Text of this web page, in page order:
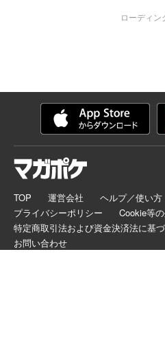
ローディン
TOP 運営会社 ヘルプ／使い方
プライバシーポリシー
Cookie等
特定商取引法および資金決済法に基
お問い合わせ